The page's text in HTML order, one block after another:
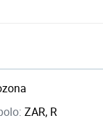
ZAR, R